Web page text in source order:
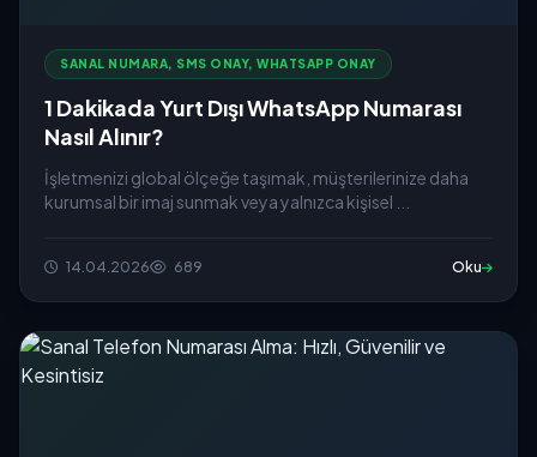
SANAL NUMARA, SMS ONAY, WHATSAPP ONAY
1 Dakikada Yurt Dışı WhatsApp Numarası
Nasıl Alınır?
İşletmenizi global ölçeğe taşımak, müşterilerinize daha
kurumsal bir imaj sunmak veya yalnızca kişisel ...
14.04.2026 689 Oku